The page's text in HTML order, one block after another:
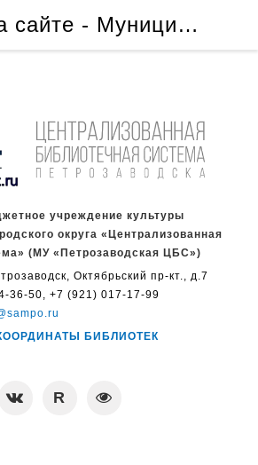
учреждение культуры
округа «Централизованная
(МУ «Петрозаводская ЦБС»)
Октябрьский пр-кт., д.7
36-50, +7 (921) 017-17-99
БИБЛИОТЕК
Новое на сайте - Муниципальное бюджетное учреждение культуры Петрозаводского городского округа «Централизованная библиотечная система» (МУ «Петрозаводская ЦБС»)